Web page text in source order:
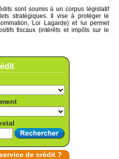
de crédit ?
sont soumis à un corpus législatif
stratégiques. Il vise à protéger le
Loi Lagarde) et lui permet
fiscaux (intérêts et impôts sur le